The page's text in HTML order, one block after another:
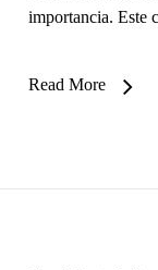
importancia. Este
Read More